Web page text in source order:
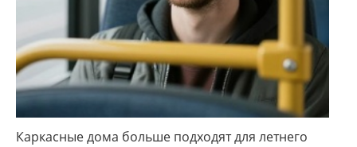
Каркасные дома больше подходят для летнего